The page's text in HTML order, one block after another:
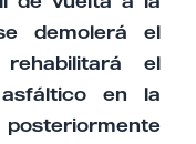
demolerá el
el
en la